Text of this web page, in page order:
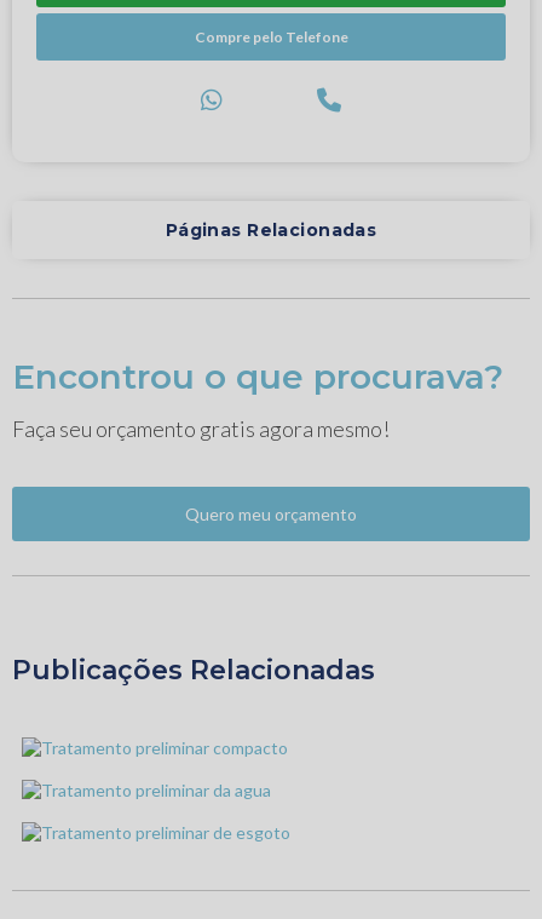
Compre pelo Telefone
Páginas Relacionadas
Encontrou o que procurava?
Faça seu orçamento gratis agora mesmo!
Quero meu orçamento
Publicações Relacionadas